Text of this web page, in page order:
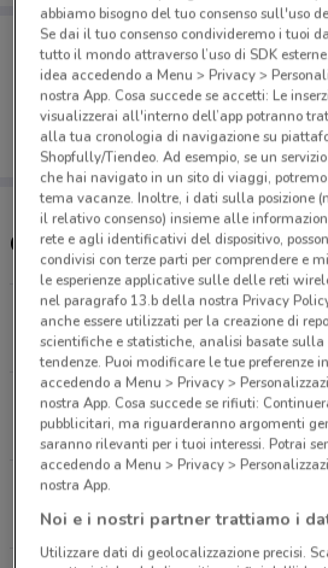
Porta DoveConviene sempre
Puoi trovare le migliori
salvarle e creare la tua lista
dal tuo cellulare.
Orari e Negozi Bricofer
Via Prenestina Nuova, snc
8.1 km
APERTO
Via Appia Sud 152 Velletri
17.7 km
Via Appia Km. 44,700 Velletri
19.2 km
APERTO
abbiamo bisogno del tuo consenso sull'uso
Se dai il tuo consenso condivideremo i tuoi
tutto il mondo attraverso l’uso di SDK
idea accedendo a Menu > Privacy >
nostra App. Cosa succede se accetti: Le
visualizzerai all'interno dell’app potranno
alla tua cronologia di navigazione su
Shopfully/Tiendeo. Ad esempio, se un
che hai navigato in un sito di viaggi,
tema vacanze. Inoltre, i dati sulla posizione
il relativo consenso) insieme alle
rete e agli identificativi del dispositivo,
condivisi con terze parti per comprendere e
le esperienze applicative sulle delle reti
nel paragrafo 13.b della nostra Privacy
anche essere utilizzati per la creazione di
scientifiche e statistiche, analisi basate
tendenze. Puoi modificare le tue preferenze
accedendo a Menu > Privacy >
nostra App. Cosa succede se rifiuti:
pubblicitari, ma riguarderanno argomenti
saranno rilevanti per i tuoi interessi. Potrai
accedendo a Menu > Privacy >
nostra App.
Noi e i nostri partner trattiamo i
Utilizzare dati di geolocalizzazione precisi.